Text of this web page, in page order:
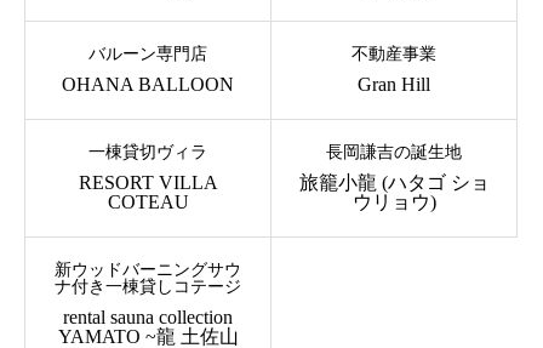
バルーン専門店
OHANA BALLOON
不動産事業
Gran Hill
一棟貸切ヴィラ
RESORT VILLA
COTEAU
長岡謙吉の誕生地
旅籠小龍 (ハタゴ ショ
ウリョウ)
新ウッドバーニングサウ
ナ付き一棟貸しコテージ
rental sauna collection
YAMATO ~龍 土佐山